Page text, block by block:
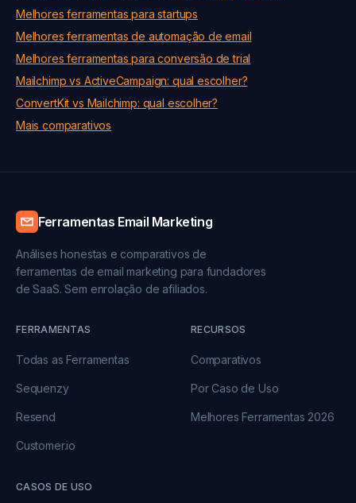
Melhores ferramentas para startups
Melhores ferramentas de automação de email
Melhores ferramentas para conversão de trial
Mailchimp vs ActiveCampaign: qual escolher?
ConvertKit vs Mailchimp: qual escolher?
Mais comparativos
Ferramentas Email Marketing
Análises honestas e comparativos de
ferramentas de email marketing para fundadores
de SaaS. Sem enrolação de afiliados.
FERRAMENTAS
Todas as Ferramentas
Sequenzy
Resend
Customer.io
RECURSOS
Comparativos
Por Caso de Uso
Melhores Ferramentas 2026
CASOS DE USO